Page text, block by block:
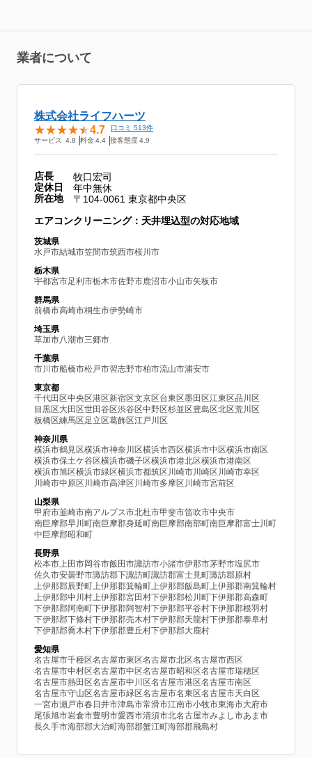
業者について
株式会社ライフハーツ
4.7
口コミ 513件
サービス
4.8 料金4.4 接客態度4.9
店長
牧口宏司
定休日
年中無休
所在地
〒104-0061 東京都中央区
エアコンクリーニング：天井埋込型の対応地域
茨城県
水戸市結城市笠間市筑西市桜川市
栃木県
宇都宮市足利市栃木市佐野市鹿沼市小山市矢板市
群馬県
前橋市高崎市桐生市伊勢崎市
埼玉県
草加市八潮市三郷市
千葉県
市川市船橋市松戸市習志野市柏市流山市浦安市
東京都
千代田区中央区港区新宿区文京区台東区墨田区江東区品川区
目黒区大田区世田谷区渋谷区中野区杉並区豊島区北区荒川区
板橋区練馬区足立区葛飾区江戸川区
神奈川県
横浜市鶴見区横浜市神奈川区横浜市西区横浜市中区横浜市南区
横浜市保土ケ谷区横浜市磯子区横浜市港北区横浜市港南区
横浜市旭区横浜市緑区横浜市都筑区 川崎市川崎区 川崎市幸区
川崎市中原区 川崎市高津区 川崎市多摩区 川崎市宮前区
山梨県
甲府市韮崎市南アルプス市北杜市甲斐市笛吹市中央市
南巨摩郡早川町南巨摩郡身延町南巨摩郡南部町南巨摩郡富士川町
中巨摩郡昭和町
長野県
松本市上田市岡谷市飯田市諏訪市小諸市伊那市茅野市塩尻市
佐久市安曇野市諏訪郡下諏訪町諏訪郡富士見町諏訪郡原村
上伊那郡辰野町上伊那郡箕輪町上伊那郡飯島町上伊那郡南箕輪村
上伊那郡中川村上伊那郡宮田村下伊那郡松川町下伊那郡高森町
下伊那郡阿南町下伊那郡阿智村下伊那郡平谷村下伊那郡根羽村
下伊那郡下條村下伊那郡売木村下伊那郡天龍村下伊那郡泰阜村
下伊那郡喬木村下伊那郡豊丘村下伊那郡大鹿村
愛知県
名古屋市千種区名古屋市東区名古屋市北区名古屋市西区
名古屋市中村区名古屋市中区名古屋市昭和区名古屋市瑞穂区
名古屋市熱田区名古屋市中川区名古屋市港区名古屋市南区
名古屋市守山区名古屋市緑区名古屋市名東区名古屋市天白区
一宮市瀬戸市春日井市津島市常滑市江南市小牧市東海市大府市
尾張旭市岩倉市豊明市愛西市清須市北名古屋市みよし市あま市
長久手市海部郡大治町海部郡蟹江町海部郡飛島村